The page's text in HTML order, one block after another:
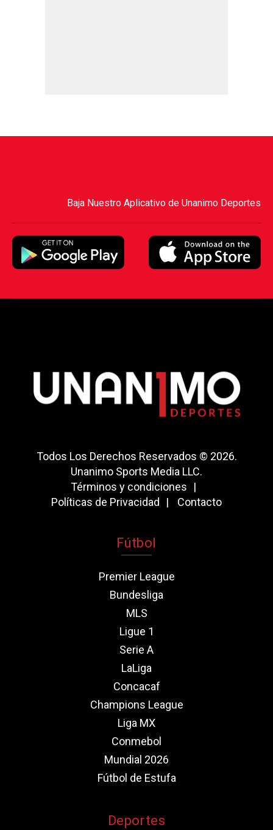
Baja Nuestro Aplicativo de Unanimo Deportes
Todos Los Derechos Reservados © 2026.
Unanimo Sports Media LLC.
Términos y condiciones
Políticas de Privacidad
Contacto
Fútbol
Premier League
Bundesliga
MLS
Ligue 1
Serie A
LaLiga
Concacaf
Champions League
Liga MX
Conmebol
Mundial 2026
Fútbol de Estufa
Deportes